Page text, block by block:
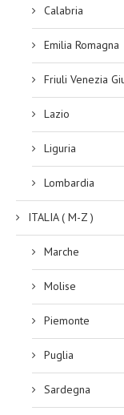
Calabria
Emilia Romagna
Friuli Venezia
Lazio
Liguria
Lombardia
ITALIA ( M-Z )
Marche
Molise
Piemonte
Puglia
Sardegna